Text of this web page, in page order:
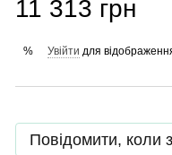
11 313 грн
% Увійти для
Повідомити, коли